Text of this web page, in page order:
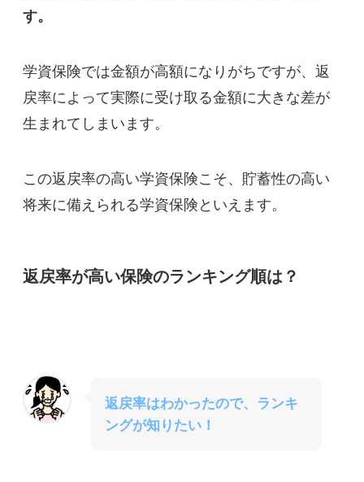
す。
学資保険では金額が高額になりがちですが、 返
戻率によって実際に受け取る金額に大きな差が
生まれてしまいます。
この返戻率の高い学資保険こそ、貯蓄性の高い
将来に備えられる学資保険といえます。
返戻率が高い保険のランキング順は？
返戻率はわかったので、ランキ
ングが知りたい！